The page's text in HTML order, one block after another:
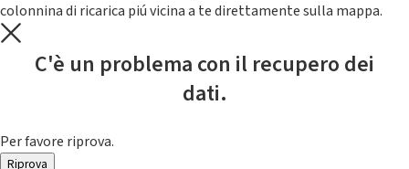
colonnina di ricarica piú vicina a te direttamente sulla mappa.
C'è un problema con il recupero dei
dati.
Per favore riprova.
Riprova